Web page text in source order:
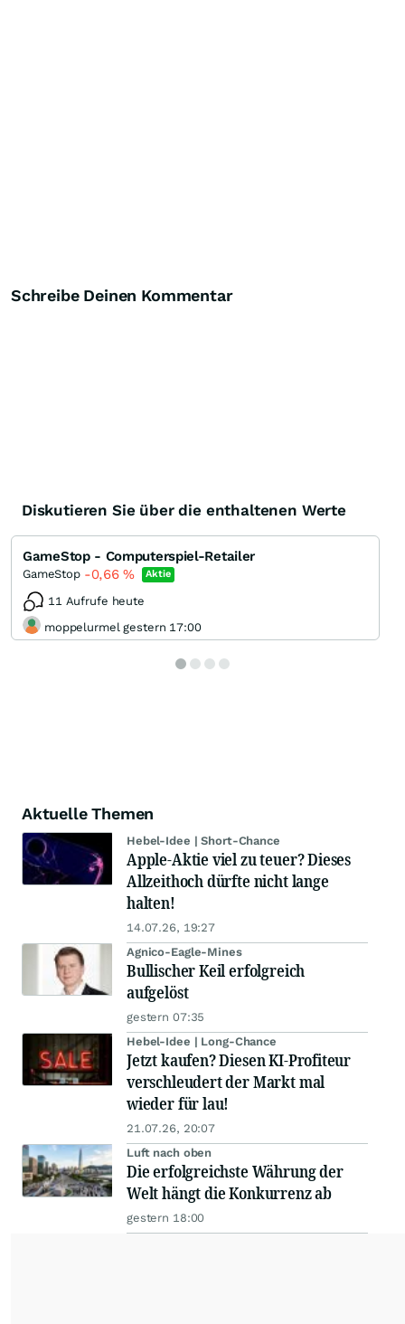
Schreibe Deinen Kommentar
Diskutieren Sie über die enthaltenen Werte
GameStop - Computerspiel-Retailer
GameStop -0,66% Aktie
11 Aufrufe heute
moppelurmel gestern 17:00
Aktuelle Themen
Hebel-Idee | Short-Chance
Apple-Aktie viel zu teuer? Dieses
Allzeithoch dürfte nicht lange
halten!
14.07.26, 19:27
Agnico-Eagle-Mines
Bullischer Keil erfolgreich
aufgelöst
gestern 07:35
Hebel-Idee | Long-Chance
Jetzt kaufen? Diesen KI-Profiteur
verschleudert der Markt mal
wieder für lau!
21.07.26, 20:07
Luft nach oben
Die erfolgreichste Währung der
Welt hängt die Konkurrenz ab
gestern 18:00